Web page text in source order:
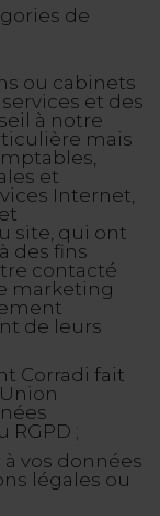
de
ou cabinets
et des
à notre
mais
et
Internet,
site, qui ont
des fins
contacté
marketing
de leurs
Corradi fait
;
vos données
légales ou